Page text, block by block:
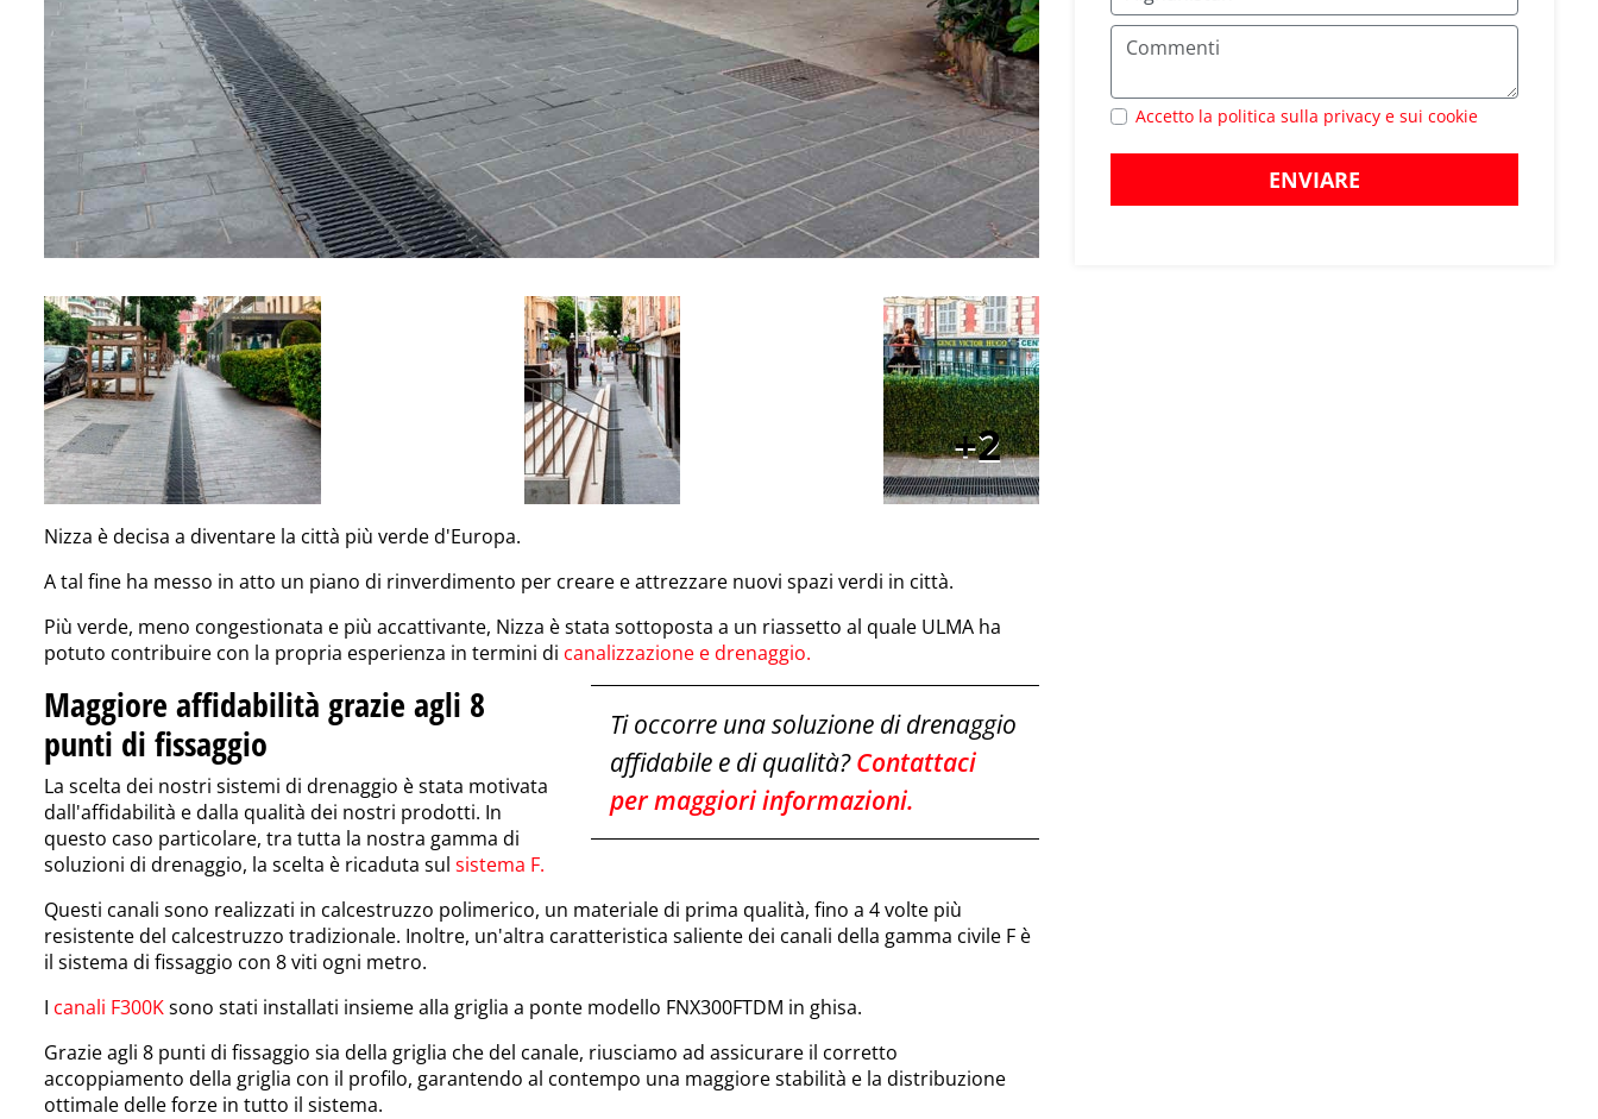
2
Nizza è decisa a diventare la città più verde d'Europa.
A tal fine ha messo in atto un piano di rinverdimento per creare e attrezzare nuovi spazi verdi in città.
Più verde, meno congestionata e più accattivante, Nizza è stata sottoposta a un riassetto al quale ULMA ha
potuto contribuire con la propria esperienza in termini di canalizzazione e drenaggio.
Ti occorre una soluzione di drenaggio
affidabile e di qualità?Contattaci
per maggiori informazioni.
Maggiore affidabilità grazie agli 8
punti di fissaggio
La scelta dei nostri sistemi di drenaggio è stata motivata
dall'affidabilità e dalla qualità dei nostri prodotti. In
questo caso particolare, tra tutta la nostra gamma di
soluzioni di drenaggio, la scelta è ricaduta sul sistema F.
Questi canali sono realizzati in calcestruzzo polimerico, un materiale di prima qualità, fino a 4 volte più
resistente del calcestruzzo tradizionale. Inoltre, un'altra caratteristica saliente dei canali della gamma civile F è
il sistema di fissaggio con 8 viti ogni metro.
I canali F300Ksono stati installati insieme alla griglia a ponte modello FNX300FTDM in ghisa.
Grazie agli 8 punti di fissaggio sia della griglia che del canale, riusciamo ad assicurare il corretto
accoppiamento della griglia con il profilo, garantendo al contempo una maggiore stabilità e la distribuzione
ottimale delle forze in tutto il sistema.
Accetto la politica sulla privacy e sui cookie
ENVIARE